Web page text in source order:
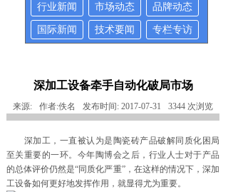
行业新闻 市场动态
品牌动态
国际新闻
技术要闻 专栏专访
深加工设备牵手自动化破局市场
来源: 作者:佚名 发布时间: 2017-07-31 3344 次浏览
深加工，一直被认为是陶瓷砖产品破解同质化困局
至关重要的一环。今年陶博会之后，行业人士对于产品
的总体评价仍然是“同质化严重”，在这样的情况下，深加
工设备如何更好地发挥作用，就显得尤为重要。